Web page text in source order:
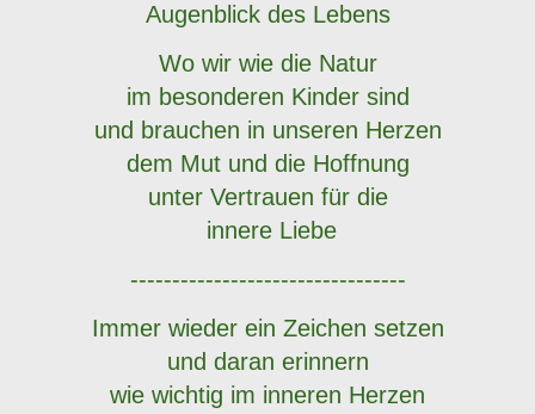
Augenblick des Lebens
Wo wir wie die Natur
im besonderen Kinder sind
und brauchen in unseren Herzen
dem Mut und die Hoffnung
unter Vertrauen für die
innere Liebe
---------------------------------
Immer wieder ein Zeichen setzen
und daran erinnern
wie wichtig im inneren Herzen